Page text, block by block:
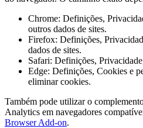
Chrome: Definições,
outros dados de sites.
Firefox: Definições,
dados de sites.
Safari: Definições,
Edge: Definições, Cookies e
eliminar cookies.
Também pode utilizar o
Analytics em navegadores
Browser Add-on.